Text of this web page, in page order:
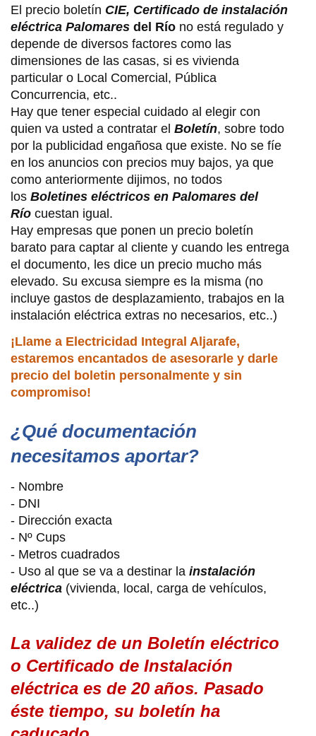
El precio boletín CIE, Certificado de instalación
eléctrica Palomares del Río no está regulado y
depende de diversos factores como las
dimensiones de las casas, si es vivienda
particular o Local Comercial, Pública
Concurrencia, etc..
Hay que tener especial cuidado al elegir con
quien va usted a contratar el Boletín, sobre todo
por la publicidad engañosa que existe. No se fíe
en los anuncios con precios muy bajos, ya que
como anteriormente dijimos, no todos
los Boletines eléctricos en Palomares del
Río cuestan igual.
Hay empresas que ponen un precio boletín
barato para captar al cliente y cuando les entrega
el documento, les dice un precio mucho más
elevado. Su excusa siempre es la misma (no
incluye gastos de desplazamiento, trabajos en la
instalación eléctrica extras no necesarios, etc..)
¡Llame a Electricidad Integral Aljarafe,
estaremos encantados de asesorarle y darle
precio del boletin personalmente y sin
compromiso!
¿Qué documentación
necesitamos aportar?
- Nombre
- DNI
- Dirección exacta
- Nº Cups
- Metros cuadrados
- Uso al que se va a destinar la instalación
eléctrica (vivienda, local, carga de vehículos,
etc..)
La validez de un Boletín eléctrico
o Certificado de Instalación
eléctrica es de 20 años. Pasado
éste tiempo, su boletín ha